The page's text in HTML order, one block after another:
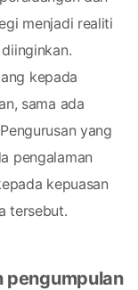
menjadi realiti
kepada
sama ada
yang
pengalaman
kepuasan
tersebut.
pengumpulan